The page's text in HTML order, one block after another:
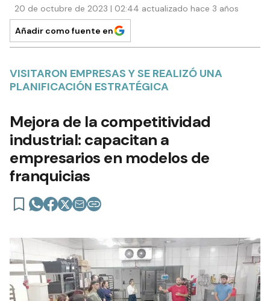
20 de octubre de 2023 | 02:44 actualizado hace 3 años
Añadir como fuente en
VISITARON EMPRESAS Y SE REALIZÓ UNA
PLANIFICACIÓN ESTRATÉGICA
Mejora de la competitividad
industrial: capacitan a
empresarios en modelos de
franquicias